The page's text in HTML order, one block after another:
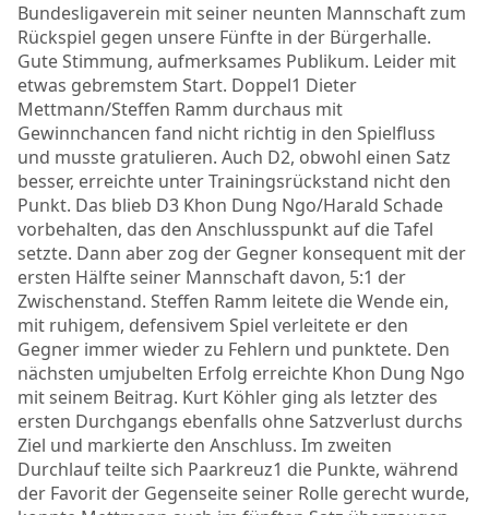
Bundesligaverein mit seiner neunten Mannschaft zum
Rückspiel gegen unsere Fünfte in der Bürgerhalle.
Gute Stimmung, aufmerksames Publikum. Leider mit
etwas gebremstem Start. Doppel1 Dieter
Mettmann/Steffen Ramm durchaus mit
Gewinnchancen fand nicht richtig in den Spielfluss
und musste gratulieren. Auch D2, obwohl einen Satz
besser, erreichte unter Trainingsrückstand nicht den
Punkt. Das blieb D3 Khon Dung Ngo/Harald Schade
vorbehalten, das den Anschlusspunkt auf die Tafel
setzte. Dann aber zog der Gegner konsequent mit der
ersten Hälfte seiner Mannschaft davon, 5:1 der
Zwischenstand. Steffen Ramm leitete die Wende ein,
mit ruhigem, defensivem Spiel verleitete er den
Gegner immer wieder zu Fehlern und punktete. Den
nächsten umjubelten Erfolg erreichte Khon Dung Ngo
mit seinem Beitrag. Kurt Köhler ging als letzter des
ersten Durchgangs ebenfalls ohne Satzverlust durchs
Ziel und markierte den Anschluss. Im zweiten
Durchlauf teilte sich Paarkreuz1 die Punkte, während
der Favorit der Gegenseite seiner Rolle gerecht wurde,